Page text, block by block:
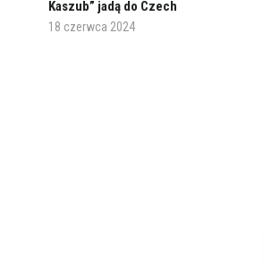
Kaszub” jadą do Czech
18 czerwca 2024